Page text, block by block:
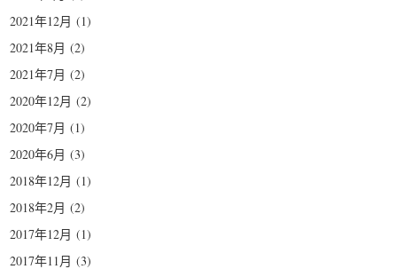
2021年12月 (1)
2021年8月 (2)
2021年7月 (2)
2020年12月 (2)
2020年7月 (1)
2020年6月 (3)
2018年12月 (1)
2018年2月 (2)
2017年12月 (1)
2017年11月 (3)